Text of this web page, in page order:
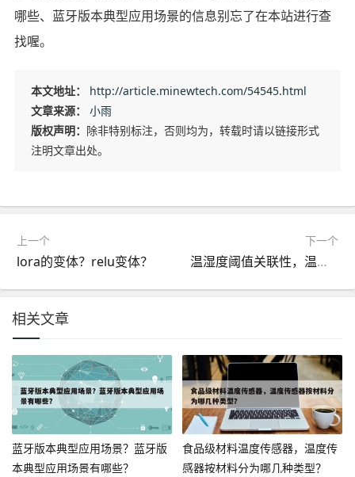
哪些、蓝牙版本典型应用场景的信息别忘了在本站进行查
找喔。
本文地址：
http://article.minewtech.com/54545.html
文章来源：
小雨
版权声明： 除非特别标注，否则均为，转载时请以链接形式
注明文章出处。
上一个
lora的变体？relu变体？
下一个
温湿度阈值关联性，温湿度之间的关系和影响
相关文章
蓝牙版本典型应用场景？蓝牙版
本典型应用场景有哪些？
食品级材料温度传感器，温度传
感器按材料分为哪几种类型？